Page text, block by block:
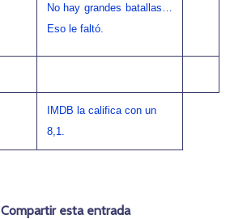
No hay grandes batallas…
Eso le faltó.
IMDB la califica con un
8,1.
Compartir esta entrada